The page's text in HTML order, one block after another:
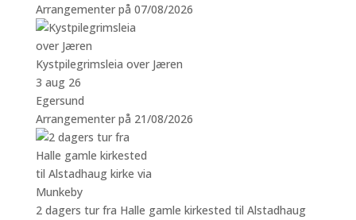
Arrangementer på 07/08/2026
Kystpilegrimsleia over Jæren
3 aug 26
Egersund
Arrangementer på 21/08/2026
2 dagers tur fra Halle gamle kirkested til Alstadhaug